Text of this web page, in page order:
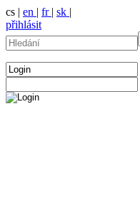
cs | en | fr | sk |
přihlásit